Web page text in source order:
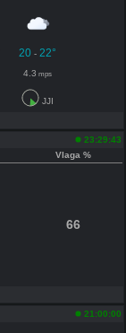
20 - 22°
4.3 mps
JJI
23:29:43
Vlaga %
66
21:00:00